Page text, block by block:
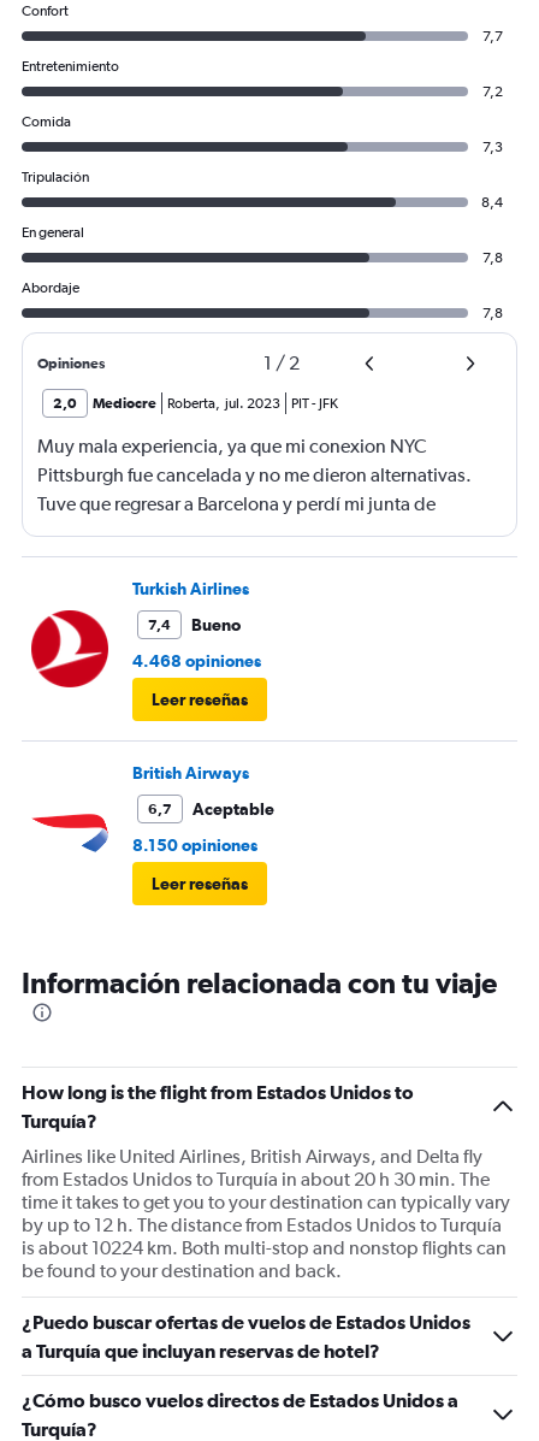
0
to
1200.
Confort
7,7
Entretenimiento
7,2
Comida
7,3
Tripulación
8,4
En general
7,8
Abordaje
7,8
Opiniones 1 / 2
2,0 Mediocre Roberta jul. 2023 PIT- JFK
Muy mala experiencia, ya que mi conexion NYC
Pittsburgh fue cancelada y no me dieron alternativas.
Tuve que regresar a Barcelona y perdí mi junta de
trabajo. Fatal Delta.
Turkish Airlines
7,4
Bueno
4.468 opiniones
Leer reseñas
British Airways
6,7
Aceptable
8.150 opiniones
Leer reseñas
Información relacionada con tu viaje
How long is the flight from Estados Unidos to
Turquía?
Airlines like United Airlines, British Airways, and Delta fly
from Estados Unidos to Turquía in about 20 h 30 min. The
time it takes to get you to your destination can typically vary
by up to 12 h. The distance from Estados Unidos to Turquía
is about 10224 km. Both multi-stop and nonstop flights can
be found to your destination and back.
¿Puedo buscar ofertas de vuelos de Estados Unidos
a Turquía que incluyan reservas de hotel?
¿Cómo busco vuelos directos de Estados Unidos a
Turquía?